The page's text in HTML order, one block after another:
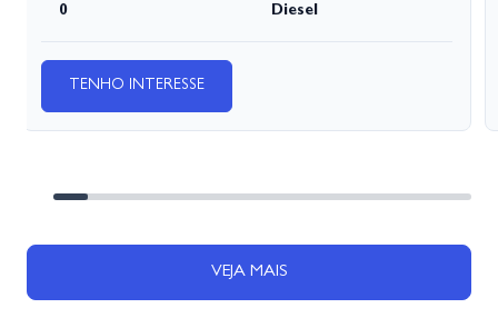
0 Diesel
TENHO INTERESSE
VEJA MAIS